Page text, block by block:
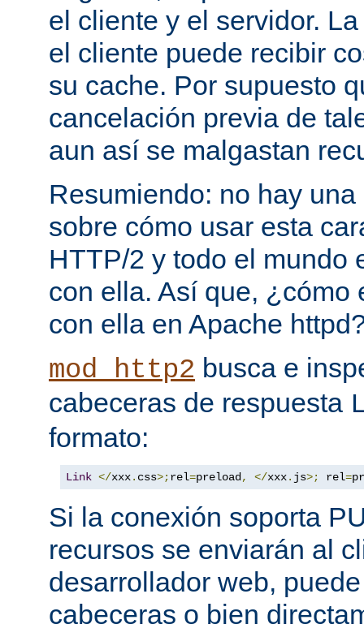
el cliente y el servidor.
el cliente puede recibir
su cache. Por supuesto
cancelación previa de
aun así se malgastan
Resumiendo: no hay
sobre cómo usar esta
HTTP/2 y todo el mundo
con ella. Así que, ¿cómo
con ella en Apache
mod_http2 busca e
cabeceras de respuesta
formato:
Link </xxx. css>;rel=preload, </xxx. js>; rel=
Si la conexión soporta
recursos se enviarán al
desarrollador web,
cabeceras o bien